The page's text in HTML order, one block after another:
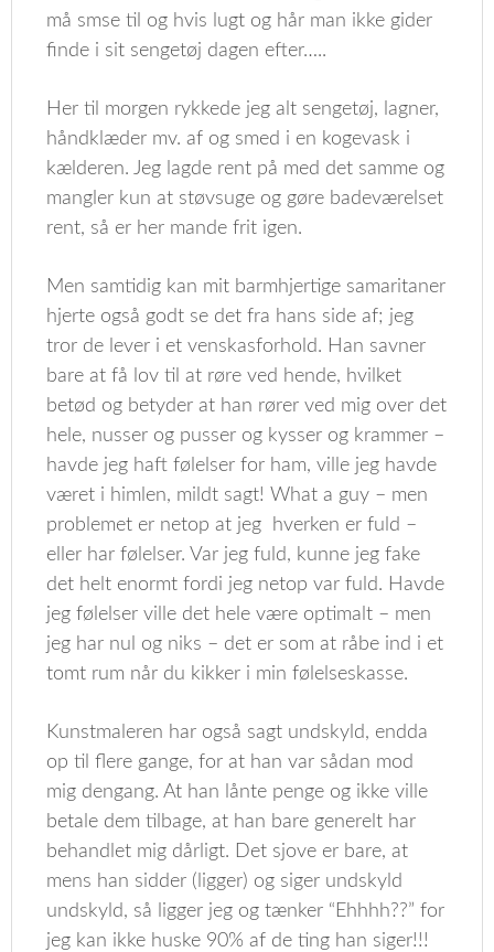
må smse til og hvis lugt og hår man ikke gider
finde i sit sengetøj dagen efter…..
Her til morgen rykkede jeg alt sengetøj, lagner,
håndklæder mv. af og smed i en kogevask i
kælderen. Jeg lagde rent på med det samme og
mangler kun at støvsuge og gøre badeværelset
rent, så er her mande frit igen.
Men samtidig kan mit barmhjertige samaritaner
hjerte også godt se det fra hans side af; jeg
tror de lever i et venskasforhold. Han savner
bare at få lov til at røre ved hende, hvilket
betød og betyder at han rører ved mig over det
hele, nusser og pusser og kysser og krammer –
havde jeg haft følelser for ham, ville jeg havde
været i himlen, mildt sagt! What a guy – men
problemet er netop at jeg hverken er fuld –
eller har følelser. Var jeg fuld, kunne jeg fake
det helt enormt fordi jeg netop var fuld. Havde
jeg følelser ville det hele være optimalt – men
jeg har nul og niks – det er som at råbe ind i et
tomt rum når du kikker i min følelseskasse.
Kunstmaleren har også sagt undskyld, endda
op til flere gange, for at han var sådan mod
mig dengang. At han lånte penge og ikke ville
betale dem tilbage, at han bare generelt har
behandlet mig dårligt. Det sjove er bare, at
mens han sidder (ligger) og siger undskyld
undskyld, så ligger jeg og tænker “Ehhhh??” for
jeg kan ikke huske 90% af de ting han siger!!!